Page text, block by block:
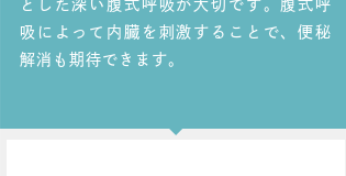
とした深い腹式呼吸が大切です。腹式呼
吸によって内臓を刺激することで、便秘
解消も期待できます。